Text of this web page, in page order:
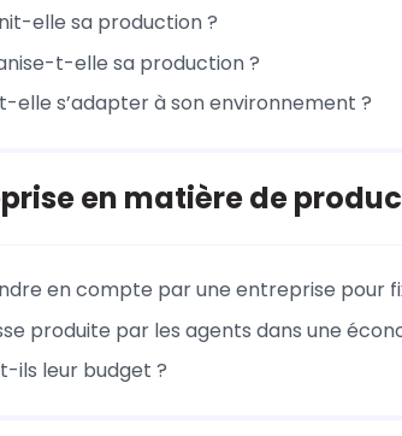
elle sa production ?
t-elle sa production ?
s’adapter à son environnement ?
en matière de
en compte par une entreprise pour
produite par les agents dans une
ils leur budget ?